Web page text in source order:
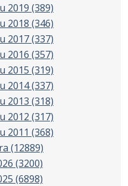
2019 (389)
2018 (346)
2017(337)
2016 (357)
2015 (319)
2014(337)
2013 (318)
2012 (317)
2011 (368)
(12889)
(3200)
(6898)